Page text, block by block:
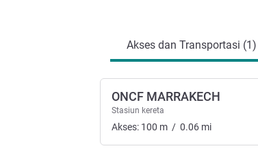
Akses dan Transportasi (1)
ONCF MARRAKECH
Stasiun kereta
Akses: 100 m / 0.06 mi